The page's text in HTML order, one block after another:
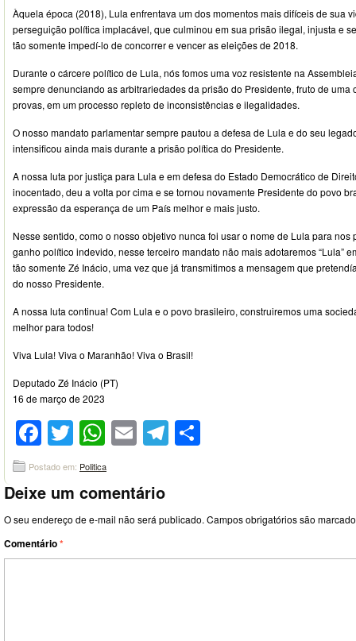
Àquela época (2018), Lula enfrentava um dos momentos mais difíceis de sua
perseguição política implacável, que culminou em sua prisão ilegal, injusta e
tão somente impedí-lo de concorrer e vencer as eleições de 2018.
Durante o cárcere político de Lula, nós fomos uma voz resistente na
sempre denunciando as arbitrariedades da prisão do Presidente, fruto de uma
provas, em um processo repleto de inconsistências e ilegalidades.
O nosso mandato parlamentar sempre pautou a defesa de Lula e do seu
intensificou ainda mais durante a prisão política do Presidente.
A nossa luta por justiça para Lula e em defesa do Estado Democrático de
inocentado, deu a volta por cima e se tornou novamente Presidente do povo
expressão da esperança de um País melhor e mais justo.
Nesse sentido, como o nosso objetivo nunca foi usar o nome de Lula para nos
ganho político indevido, nesse terceiro mandato não mais adotaremos “Lula”
tão somente Zé Inácio, uma vez que já transmitimos a mensagem que
do nosso Presidente.
A nossa luta continua! Com Lula e o povo brasileiro, construiremos uma
melhor para todos!
Viva Lula! Viva o Maranhão! Viva o Brasil!
Deputado Zé Inácio (PT)
16 de março de 2023
Facebook
Twitter
WhatsApp
EmailTelegram
Postado em: Politica
Deixe um comentário
O seu endereço de e-mail não será publicado. Campos obrigatórios são
Comentário*